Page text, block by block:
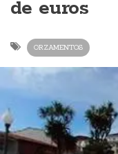
de euros
ORZAMENTOS